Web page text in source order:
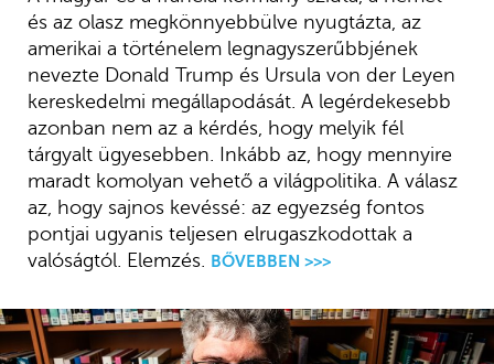
és az olasz megkönnyebbülve nyugtázta, az
amerikai a történelem legnagyszerűbbjének
nevezte Donald Trump és Ursula von der Leyen
kereskedelmi megállapodását. A legérdekesebb
azonban nem az a kérdés, hogy melyik fél
tárgyalt ügyesebben. Inkább az, hogy mennyire
maradt komolyan vehető a világpolitika. A válasz
az, hogy sajnos kevéssé: az egyezség fontos
pontjai ugyanis teljesen elrugaszkodottak a
valóságtól. Elemzés. BŐVEBBEN >>>